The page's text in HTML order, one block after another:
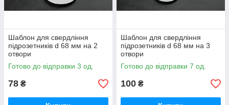
Шаблон для свердління
підрозетників d 68 мм на 2
отвори
Готово до відправки 3 од.
78 ₴
Шаблон для свердління
підрозетників d 68 мм на 3
отвори
Готово до відправки 7 од.
100 ₴